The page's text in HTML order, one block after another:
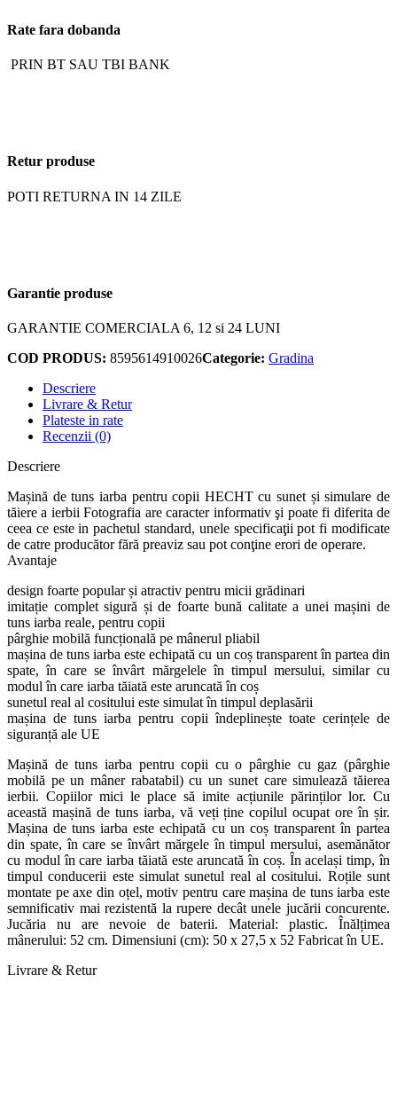
Rate fara dobanda
PRIN BT SAU TBI BANK
Retur produse
POTI RETURNA IN 14 ZILE
Garantie produse
GARANTIE COMERCIALA 6, 12 si 24 LUNI
COD PRODUS: 8595614910026Categorie: Gradina
Descriere
Livrare & Retur
Plateste in rate
Recenzii (0)
Descriere
Mașină de tuns iarba pentru copii HECHT cu sunet și simulare de
tăiere a ierbii Fotografia are caracter informativ şi poate fi diferita de
ceea ce este in pachetul standard, unele specificaţii pot fi modificate
de catre producător fără preaviz sau pot conţine erori de operare.
Avantaje
design foarte popular și atractiv pentru micii grădinari
imitație complet sigură și de foarte bună calitate a unei mașini de
tuns iarba reale, pentru copii
pârghie mobilă funcțională pe mânerul pliabil
mașina de tuns iarba este echipată cu un coș transparent în partea din
spate, în care se învârt mărgelele în timpul mersului, similar cu
modul în care iarba tăiată este aruncată în coș
sunetul real al cositului este simulat în timpul deplasării
mașina de tuns iarba pentru copii îndeplinește toate cerințele de
siguranță ale UE
Mașină de tuns iarba pentru copii cu o pârghie cu gaz (pârghie
mobilă pe un mâner rabatabil) cu un sunet care simulează tăierea
ierbii. Copiilor mici le place să imite acțiunile părinților lor. Cu
această mașină de tuns iarba, vă veți ține copilul ocupat ore în șir.
Mașina de tuns iarba este echipată cu un coș transparent în partea
din spate, în care se învârt mărgele în timpul mersului, asemănător
cu modul în care iarba tăiată este aruncată în coș. În același timp, în
timpul conducerii este simulat sunetul real al cositului. Roțile sunt
montate pe axe din oțel, motiv pentru care mașina de tuns iarba este
semnificativ mai rezistentă la rupere decât unele jucării concurente.
Jucăria nu are nevoie de baterii. Material: plastic. Înălțimea
mânerului: 52 cm. Dimensiuni (cm): 50 x 27,5 x 52 Fabricat în UE.
Livrare & Retur